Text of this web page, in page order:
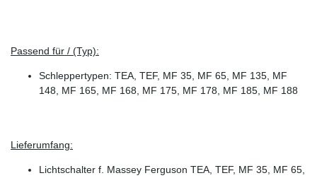
Passend für / (Typ):
Schleppertypen: TEA, TEF, MF 35, MF 65, MF 135, MF
148, MF 165, MF 168, MF 175, MF 178, MF 185, MF 188
Lieferumfang:
Lichtschalter f. Massey Ferguson TEA, TEF, MF 35, MF 65,